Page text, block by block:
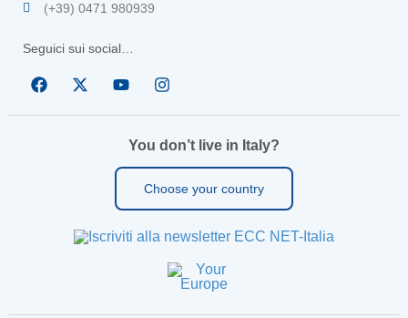
(+39) 0471 980939
Seguici sui social…
You don’t live in Italy?
Choose your country